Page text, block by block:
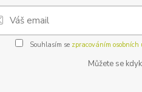
Souhlasím se zpracováním osobních
Můžete se